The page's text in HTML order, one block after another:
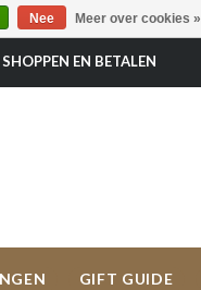
EN BETALEN
GIFT GUIDE
Nee Meer over cookies »